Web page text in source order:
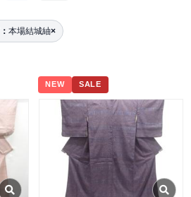
本場結城紬×
NEW SALE